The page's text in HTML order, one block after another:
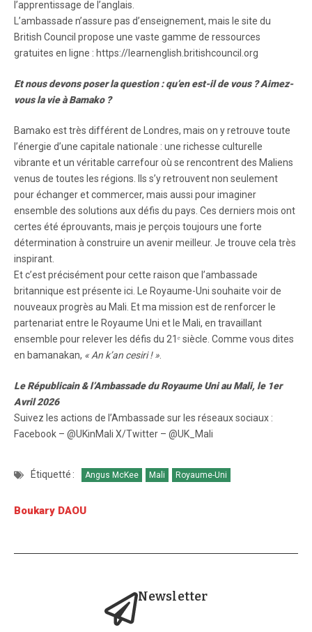
l’apprentissage de l’anglais.
L’ambassade n’assure pas d’enseignement, mais le site du
British Council propose une vaste gamme de ressources
gratuites en ligne : https://learnenglish.britishcouncil.org
Et nous devons poser la question : qu’en est-il de vous ? Aimez-
vous la vie à Bamako ?
Bamako est très différent de Londres, mais on y retrouve toute
l’énergie d’une capitale nationale : une richesse culturelle
vibrante et un véritable carrefour où se rencontrent des Maliens
venus de toutes les régions. Ils s’y retrouvent non seulement
pour échanger et commercer, mais aussi pour imaginer
ensemble des solutions aux défis du pays. Ces derniers mois ont
certes été éprouvants, mais je perçois toujours une forte
détermination à construire un avenir meilleur. Je trouve cela très
inspirant.
Et c’est précisément pour cette raison que l’ambassade
britannique est présente ici. Le Royaume-Uni souhaite voir de
nouveaux progrès au Mali. Et ma mission est de renforcer le
partenariat entre le Royaume Uni et le Mali, en travaillant
ensemble pour relever les défis du 21ᵉ siècle. Comme vous dites
en bamanakan, « An k’an cesiri ! »
Le Républicain & l’Ambassade du Royaume Uni au Mali, le 1er
Avril 2026
Suivez les actions de l’Ambassade sur les réseaux sociaux :
Facebook – @UKinMali X/Twitter – @UK_Mali
Étiquetté : Angus McKee Mali Royaume-Uni
Boukary DAOU
Newsletter